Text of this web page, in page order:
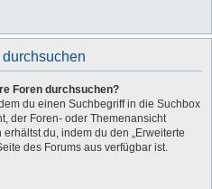
Foren durchsuchen?
du einen Suchbegriff in die Suchbox
der Foren- oder Themenansicht
du, indem du den „Erweiterte
des Forums aus verfügbar ist.